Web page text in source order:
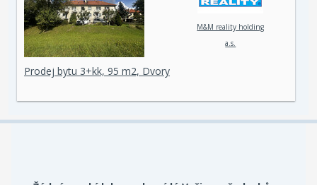
M&M reality holding
a.s.
Prodej bytu 3+kk, 95 m2, Dvory